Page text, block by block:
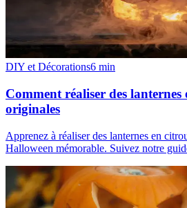
DIY et Décorations6 min
Comment réaliser des
originales
Apprenez à réaliser des lanternes en
Halloween mémorable. Suivez notre